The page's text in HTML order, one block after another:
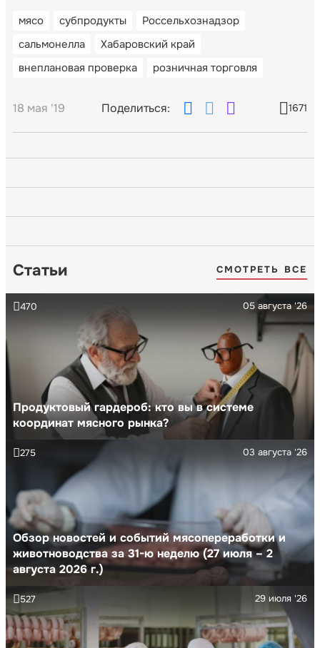
мясо субпродукты
Россельхознадзор
сальмонелла
Хабаровский край
внеплановая проверка
розничная торговля
18 мая '19 Поделиться: 1671
Статьи СМОТРЕТЬ ВСЕ
Продуктовый гардероб: кто вы в системе
координат мясного рынка?
05 августа '26
470
Обзор новостей и событий мясопереработки и
животноводства за 31-ю неделю (27 июля – 2
августа 2026 г.)
03 августа '26
275
29 июля '26
527